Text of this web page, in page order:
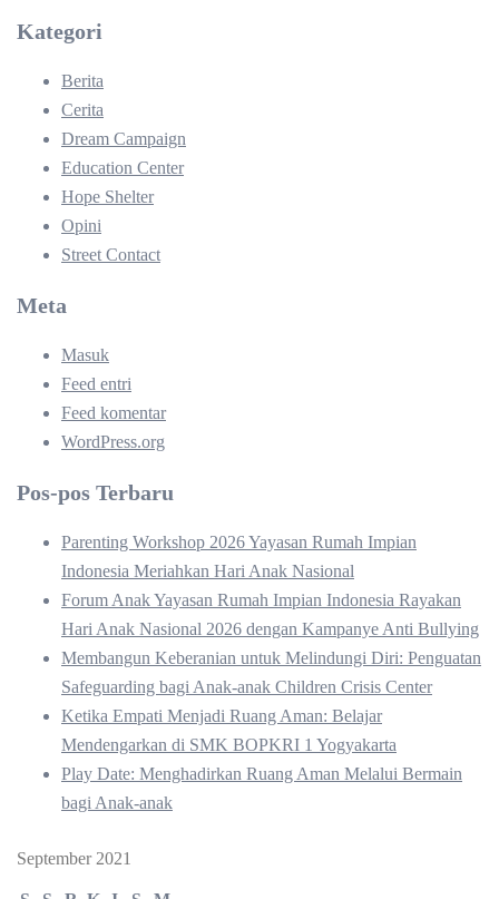
Kategori
Berita
Cerita
Dream Campaign
Education Center
Hope Shelter
Opini
Street Contact
Meta
Masuk
Feed entri
Feed komentar
WordPress.org
Pos-pos Terbaru
Parenting Workshop 2026 Yayasan Rumah Impian
Indonesia Meriahkan Hari Anak Nasional
Forum Anak Yayasan Rumah Impian Indonesia Rayakan
Hari Anak Nasional 2026 dengan Kampanye Anti Bullying
Membangun Keberanian untuk Melindungi Diri: Penguatan
Safeguarding bagi Anak-anak Children Crisis Center
Ketika Empati Menjadi Ruang Aman: Belajar
Mendengarkan di SMK BOPKRI 1 Yogyakarta
Play Date: Menghadirkan Ruang Aman Melalui Bermain
bagi Anak-anak
September 2021